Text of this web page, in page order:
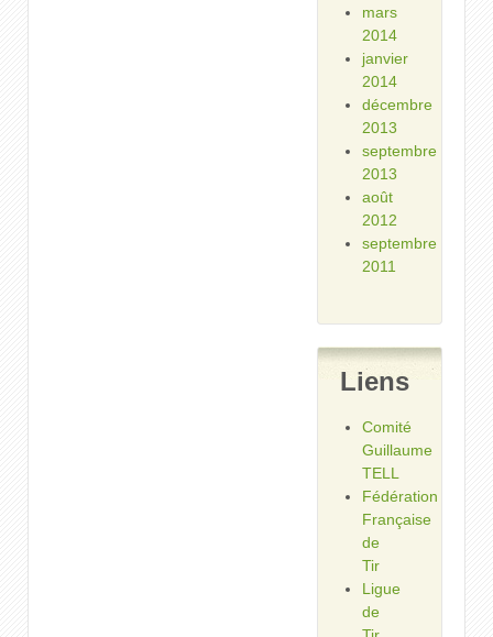
mars
2014
janvier
2014
décembre
2013
septembre
2013
août
2012
septembre
2011
Liens
Comité
Guillaume
TELL
Fédération
Française
de
Tir
Ligue
de